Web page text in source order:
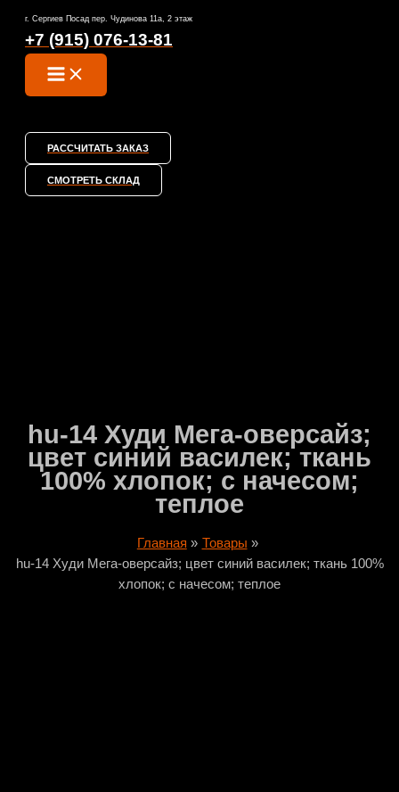
содержимому
г. Сергиев Посад пер. Чудинова 11а, 2 этаж
+7 (915) 076-13-81
MENU
РАССЧИТАТЬ ЗАКАЗ
СМОТРЕТЬ СКЛАД
hu-14 Худи Мега-оверсайз;
цвет синий василек; ткань
100% хлопок; с начесом;
теплое
Главная
Товары
hu-14 Худи Мега-оверсайз; цвет синий василек; ткань 100%
хлопок; с начесом; теплое